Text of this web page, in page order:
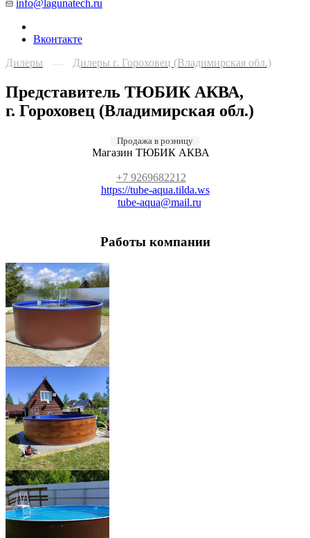
info@lagunatech.ru
Вконтакте
Дилеры
— Дилеры г. Гороховец (Владимирская обл.)
Представитель ТЮБИК АКВА,
г. Гороховец (Владимирская обл.)
Продажа в розницу
Магазин ТЮБИК АКВА
+7 9269682212
https://tube-aqua.tilda.ws
tube-aqua@mail.ru
Работы компании